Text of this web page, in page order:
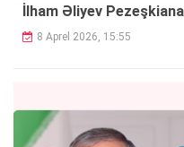
İlham Əliyev Pezeşkiana
8 Aprel 2026, 15:55